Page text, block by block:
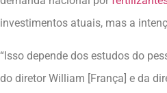
investimentos atuais, mas a
“Isso depende dos estudos do
do diretor William [França] e da